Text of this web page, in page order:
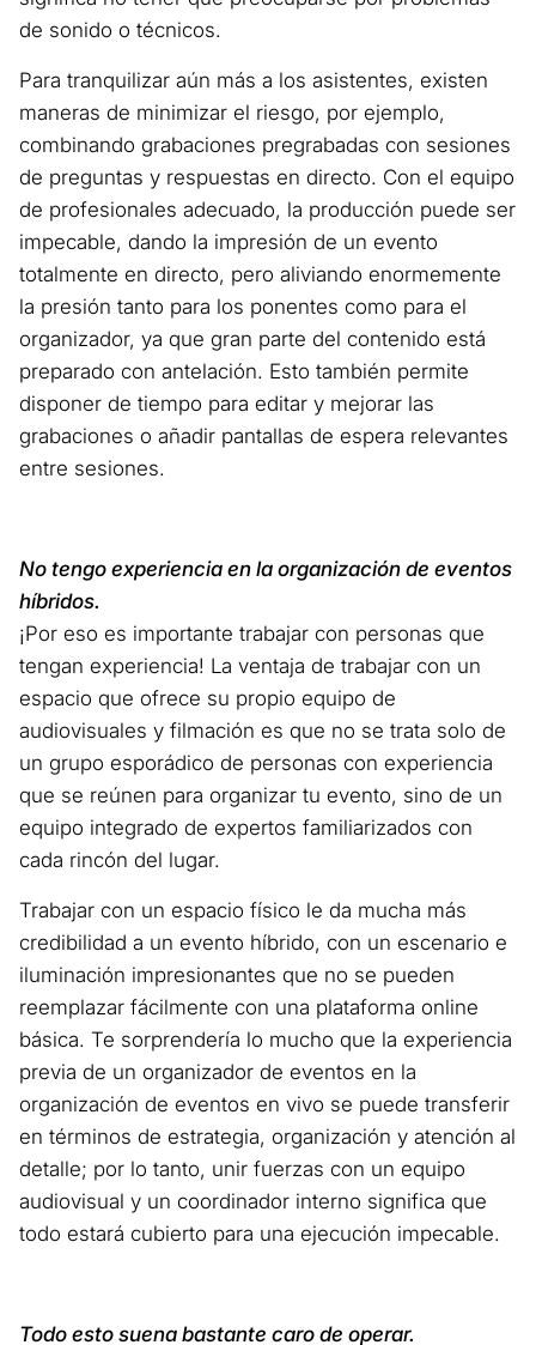
de sonido o técnicos.
Para tranquilizar aún más a los asistentes, existen
maneras de minimizar el riesgo, por ejemplo,
combinando grabaciones pregrabadas con sesiones
de preguntas y respuestas en directo. Con el equipo
de profesionales adecuado, la producción puede ser
impecable, dando la impresión de un evento
totalmente en directo, pero aliviando enormemente
la presión tanto para los ponentes como para el
organizador, ya que gran parte del contenido está
preparado con antelación. Esto también permite
disponer de tiempo para editar y mejorar las
grabaciones o añadir pantallas de espera relevantes
entre sesiones.
No tengo experiencia en la organización de eventos
híbridos.
¡Por eso es importante trabajar con personas que
tengan experiencia! La ventaja de trabajar con un
espacio que ofrece su propio equipo de
audiovisuales y filmación es que no se trata solo de
un grupo esporádico de personas con experiencia
que se reúnen para organizar tu evento, sino de un
equipo integrado de expertos familiarizados con
cada rincón del lugar.
Trabajar con un espacio físico le da mucha más
credibilidad a un evento híbrido, con un escenario e
iluminación impresionantes que no se pueden
reemplazar fácilmente con una plataforma online
básica. Te sorprendería lo mucho que la experiencia
previa de un organizador de eventos en la
organización de eventos en vivo se puede transferir
en términos de estrategia, organización y atención al
detalle; por lo tanto, unir fuerzas con un equipo
audiovisual y un coordinador interno significa que
todo estará cubierto para una ejecución impecable.
Todo esto suena bastante caro de operar.